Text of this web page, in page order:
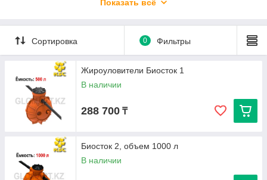
Биосток станет отличным выбором.
Показать всё
Сортировка 0 Фильтры
Жироуловители Биосток 1
В наличии
288 700 ₸
Биосток 2, объем 1000 л
В наличии